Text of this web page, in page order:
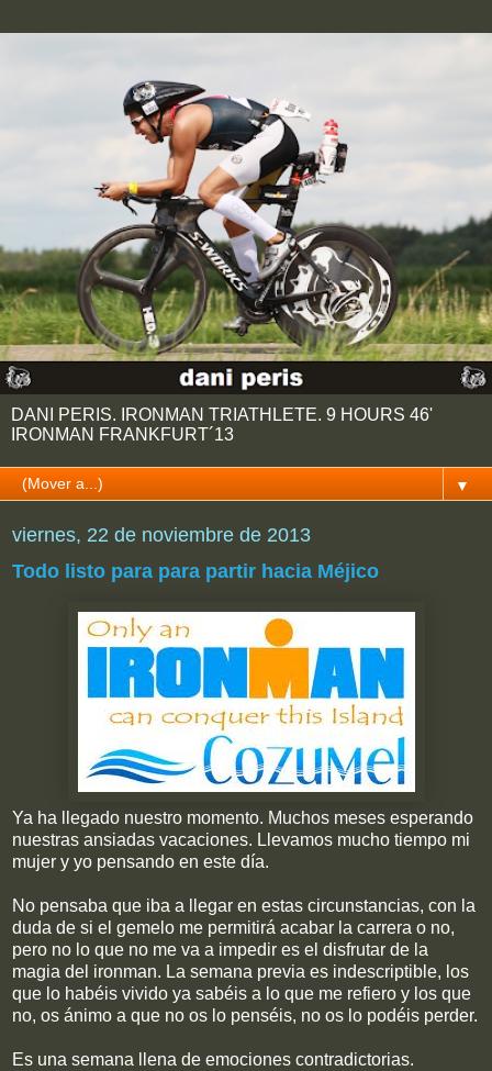
DANI PERIS. IRONMAN TRIATHLETE. 9 HOURS 46'
IRONMAN FRANKFURT´13
▼
viernes, 22 de noviembre de 2013
Todo listo para para partir hacia Méjico
Ya ha llegado nuestro momento. Muchos meses esperando
nuestras ansiadas vacaciones. Llevamos mucho tiempo mi
mujer y yo pensando en este día.
No pensaba que iba a llegar en estas circunstancias, con la
duda de si el gemelo me permitirá acabar la carrera o no,
pero no lo que no me va a impedir es el disfrutar de la
magia del ironman. La semana previa es indescriptible, los
que lo habéis vivido ya sabéis a lo que me refiero y los que
no, os ánimo a que no os lo penséis, no os lo podéis perder.
Es una semana llena de emociones contradictorias.